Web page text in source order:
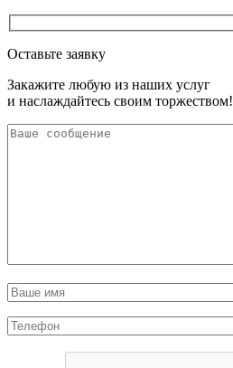
Оставьте заявку
Закажите любую из наших услуг
и наслаждайтесь своим торжеством!